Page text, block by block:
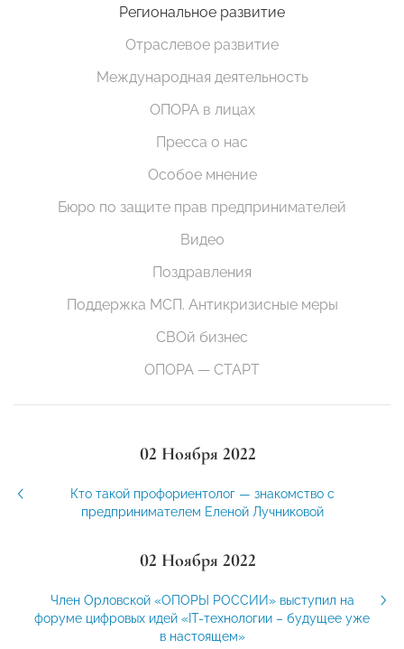
Региональное развитие
Отраслевое развитие
Международная деятельность
ОПОРА в лицах
Пресса о нас
Особое мнение
Бюро по защите прав предпринимателей
Видео
Поздравления
Поддержка МСП. Антикризисные меры
СВОй бизнес
ОПОРА — СТАРТ
02 Ноября 2022
Кто такой профориентолог — знакомство с
предпринимателем Еленой Лучниковой
02 Ноября 2022
Член Орловской «ОПОРЫ РОССИИ» выступил на
форуме цифровых идей «IT-технологии – будущее уже
в настоящем»